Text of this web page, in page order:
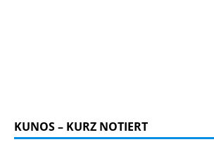
KUNOS – KURZ NOTIERT